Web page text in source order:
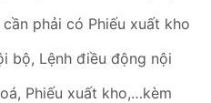
phải có Phiếu xuất kho
bộ, Lệnh điều động nội
Phiếu xuất kho,…kèm